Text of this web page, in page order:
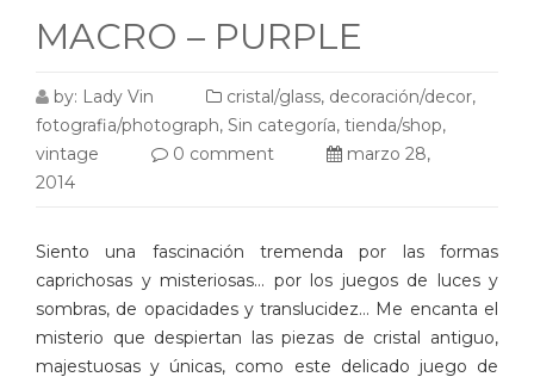
MACRO – PURPLE
by: Lady Vin cristal/glass, decoración/decor,
fotografia/photograph, Sin categoría, tienda/shop,
vintage
0 comment
marzo 28,
2014
Siento una fascinación tremenda por las formas
caprichosas y misteriosas… por los juegos de luces y
sombras, de opacidades y translucidez… Me encanta el
misterio que despiertan las piezas de cristal antiguo,
majestuosas y únicas, como este delicado juego de